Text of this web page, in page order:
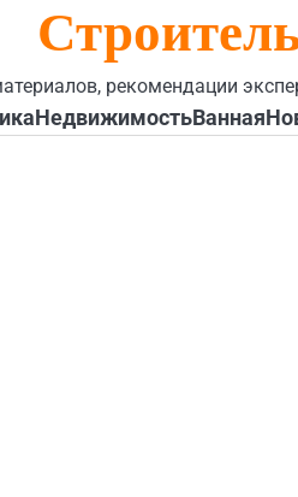
рекомендации
НедвижимостьВанная